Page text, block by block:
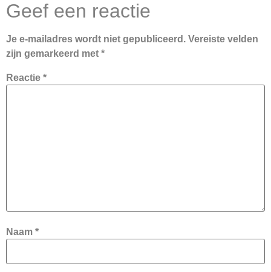
Geef een reactie
Je e-mailadres wordt niet gepubliceerd. Vereiste velden
zijn gemarkeerd met *
Reactie *
Naam *